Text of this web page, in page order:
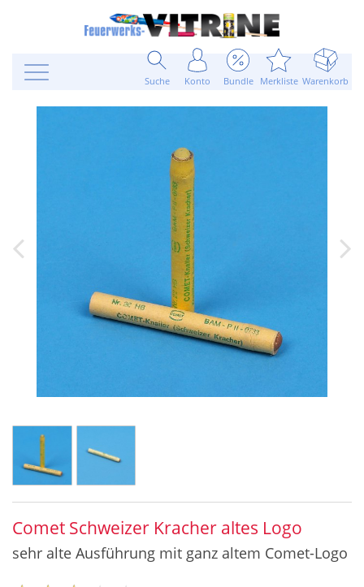
Suche Konto Bundle Merkliste Warenkorb
Comet Schweizer Kracher altes Logo
sehr alte Ausführung mit ganz altem Comet-Logo